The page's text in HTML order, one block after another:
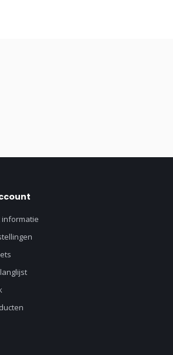
informatie